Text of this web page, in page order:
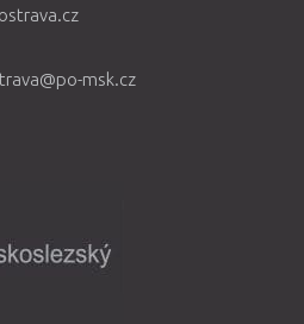
msk.cz